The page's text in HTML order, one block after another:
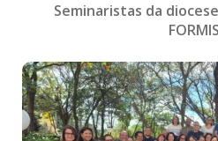
Seminaristas da